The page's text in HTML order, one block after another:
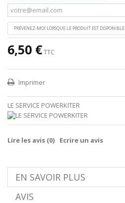
PRÉVENEZ-MOI LORSQUE LE PRODUIT EST DISPONIBLE
6,50 €TTC
Imprimer
LE SERVICE POWERKITER
Lire les avis (0) Ecrire un avis
EN SAVOIR PLUS
AVIS